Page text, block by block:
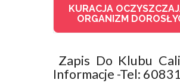
KURACJA
ORGANIZM
Zapis Do Klubu
Informacje -Tel: